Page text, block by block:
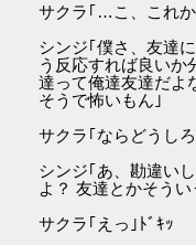
サクラ｢…こ、これか
シンジ｢僕さ、友達
う反応すれば良いか
達って俺達友達だよ
そうで怖いもん｣
サクラ｢ならどうし
シンジ｢あ、勘違い
よ？ 友達とかそう
サクラ｢えっ｣ﾄﾞｷｯ